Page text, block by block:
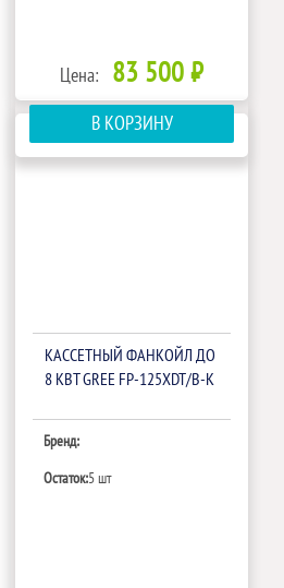
Цена: 83 500 ₽
В КОРЗИНУ
КАССЕТНЫЙ ФАНКОЙЛ ДО
8 КВТ GREE FP-125XDT/B-K
Бренд:
Остаток:5 шт